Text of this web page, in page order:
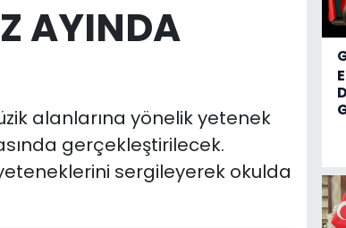
AYINDA
alanlarına yönelik yetenek
gerçekleştirilecek.
sergileyerek okulda